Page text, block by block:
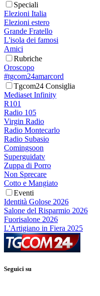
Speciali
Elezioni Italia
Elezioni estero
Grande Fratello
L'isola dei famosi
Amici
Rubriche
Oroscopo
#tgcom24amarcord
Tgcom24 Consiglia
Mediaset Infinity
R101
Radio 105
Virgin Radio
Radio Montecarlo
Radio Subasio
Comingsoon
Superguidatv
Zuppa di Porro
Non Sprecare
Cotto e Mangiato
Eventi
Identità Golose 2026
Salone del Risparmio 2026
Fuorisalone 2026
L'Artigiano in Fiera 2025
Seguici su